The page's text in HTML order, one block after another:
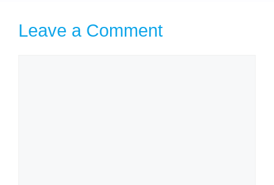
Leave a Comment